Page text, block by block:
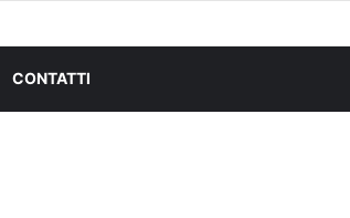
G PRO X Cuffia Gaming Cablata
CONTATTI